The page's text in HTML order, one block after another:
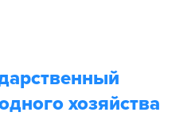
хозяйства